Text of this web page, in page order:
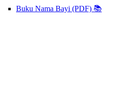
Buku Nama Bayi (PDF) 📚